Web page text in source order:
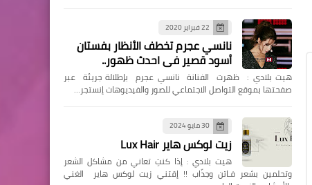
22 فبراير 2020
نانسي عجرم تخطف الأنظار بفستان
أسود قصير في احدث ظهور..
هيت بلادي : ظهرت الفنانة نانسي عجرم بإطلالة جريئة عبر
صفحتها بموقع التواصل الاجتماعي للصور والفيديوهات إنستجر…
30 مايو 2024
زيت لوكس هاير Lux Hair
هيت بلادي : إذا كنتِ تعاني من مشاكل الشعر
وتحلمين بشعر فـاتن وجذّاب !! إقتني زيت لوكس هاير الغني